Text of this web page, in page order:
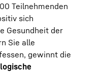
Teilnehmenden
sich
Gesundheit der
Sie alle
gewinnt die